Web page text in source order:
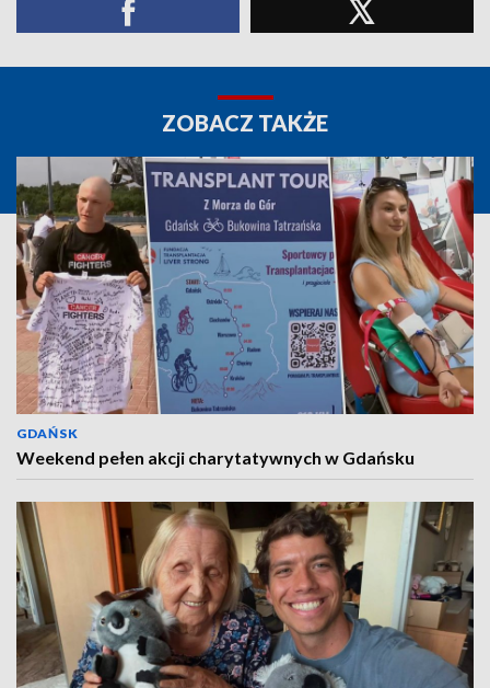
ZOBACZ TAKŻE
GDAŃSK
Weekend pełen akcji charytatywnych w Gdańsku